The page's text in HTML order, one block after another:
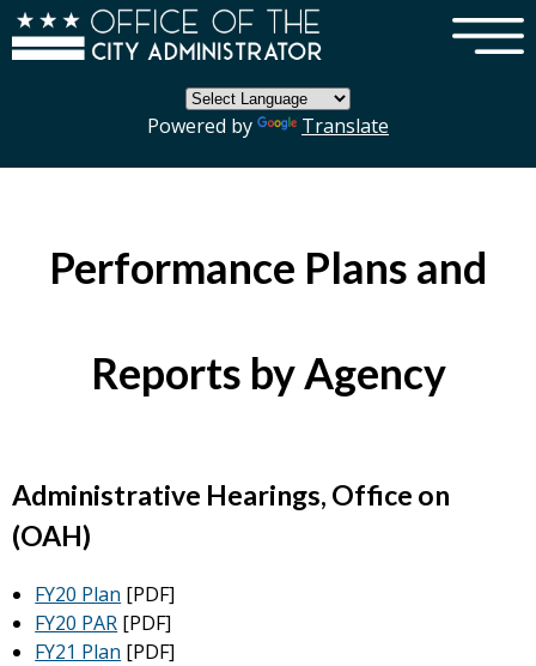
Skip to main content
Powered by Translate
×
Performance Plans and
Reports by Agency
Administrative Hearings, Office on
(OAH)
FY20 Plan [PDF]
FY20 PAR [PDF]
FY21 Plan [PDF]